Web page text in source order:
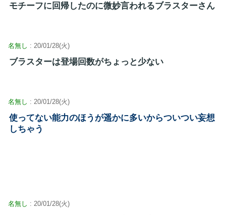
モチーフに回帰したのに微妙言われるブラスターさん
名無し : 20/01/28(火)
ブラスターは登場回数がちょっと少ない
名無し : 20/01/28(火)
使ってない能力のほうが遥かに多いからついつい妄想
しちゃう
名無し : 20/01/28(火)